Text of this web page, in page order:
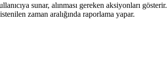
sunar, alınması gereken aksiyonları gösterir.
zaman aralığında raporlama yapar.